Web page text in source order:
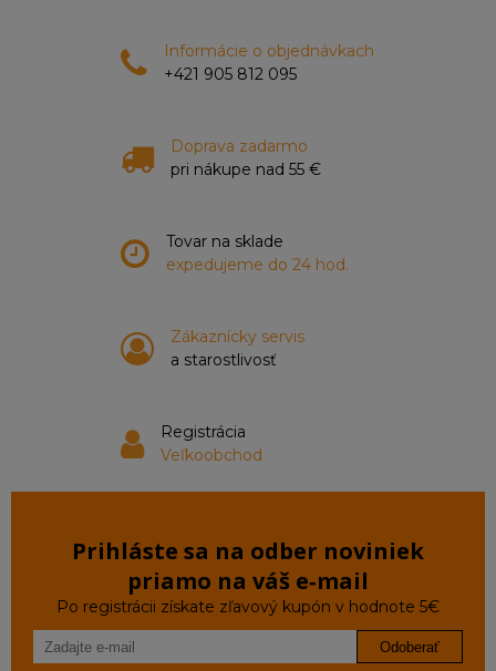
Informácie o objednávkach
+421 905 812 095
Doprava zadarmo
pri nákupe nad 55 €
Tovar na sklade
expedujeme do 24 hod.
Zákaznícky servis
a starostlivosť
Registrácia
Veľkoobchod
Prihláste sa na odber noviniek
priamo na váš e‑mail
Po registrácii získate zľavový kupón v hodnote 5€
Odoberať